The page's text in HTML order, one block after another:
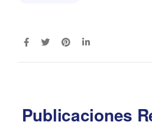
Publicaciones